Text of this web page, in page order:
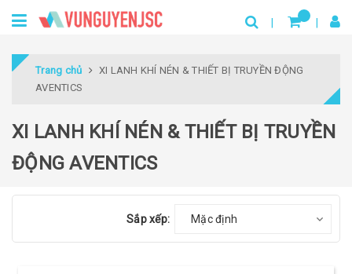
Trang chủ
XI LANH KHÍ NÉN & THIẾT BỊ TRUYỀN ĐỘNG
AVENTICS
XI LANH KHÍ NÉN & THIẾT BỊ TRUYỀN
ĐỘNG AVENTICS
Sắp xếp: Mặc định